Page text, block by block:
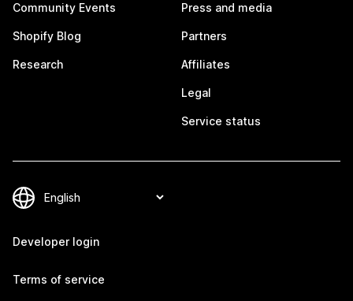
Community Events
Shopify Blog
Research
Press and media
Partners
Affiliates
Legal
Service status
Developer login
Terms of service